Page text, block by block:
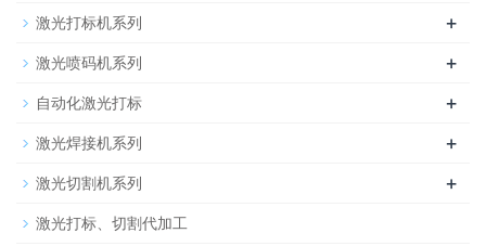
激光打标机系列 +
激光喷码机系列 +
自动化激光打标 +
激光焊接机系列 +
激光切割机系列 +
激光打标、切割代加工